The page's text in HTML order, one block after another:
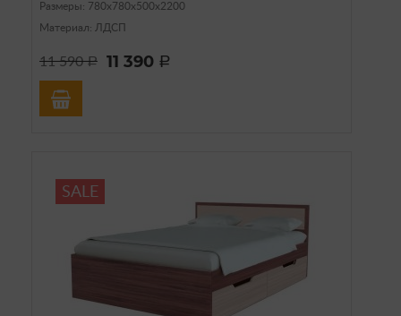
Размеры: 780х780х500х2200
Материал: ЛДСП
11 590a 11 390 a
SALE